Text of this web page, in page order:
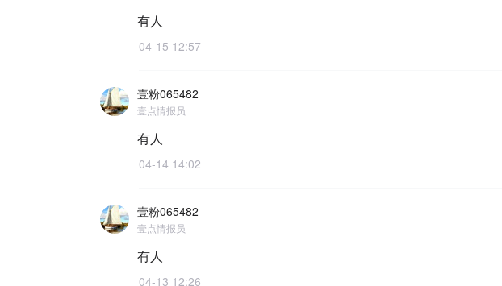
有人
04-15 12:57
壹粉065482
壹点情报员
有人
04-14 14:02
壹粉065482
壹点情报员
有人
04-13 12:26